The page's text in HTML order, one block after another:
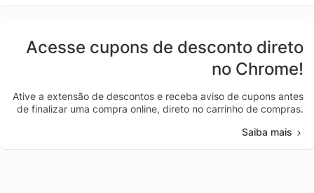
Acesse cupons de desconto direto
no Chrome!
Ative a extensão de descontos e receba aviso de cupons antes
de finalizar uma compra online, direto no carrinho de compras.
Saiba mais